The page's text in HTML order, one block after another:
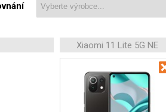
Xiaomi 11 Lite 5G NE